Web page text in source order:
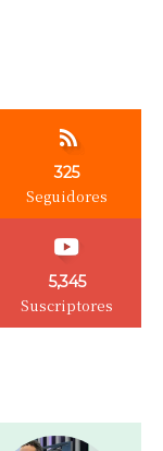
325
Seguidores
5,345
Suscriptores